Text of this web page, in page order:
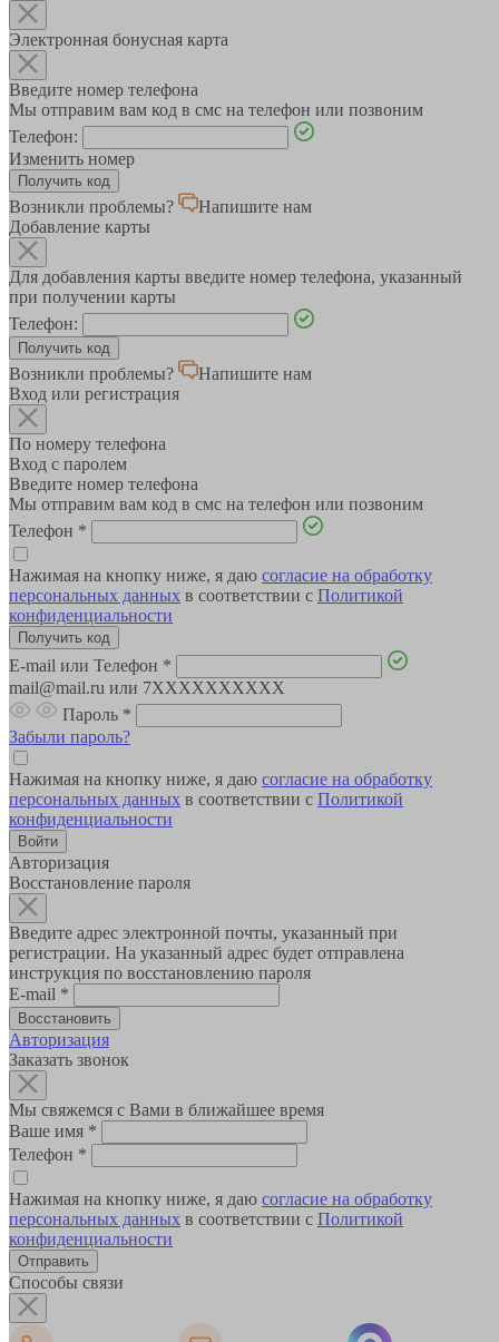
Электронная бонусная карта
Введите номер телефона
Мы отправим вам код в смс на телефон или позвоним
Телефон:
Изменить номер
Возникли проблемы?
Напишите нам
Добавление карты
Для добавления карты введите номер телефона, указанный
при получении карты
Телефон:
Возникли проблемы?
Напишите нам
Вход или регистрация
По номеру телефона
Вход с паролем
Введите номер телефона
Мы отправим вам код в смс на телефон или позвоним
Телефон *
Нажимая на кнопку ниже, я даю согласие на обработку
персональных данных в соответствии с Политикой
конфиденциальности
E-mail или Телефон *
mail@mail.ru или 7XXXXXXXXXX
Пароль *
Забыли пароль?
Нажимая на кнопку ниже, я даю согласие на обработку
персональных данных в соответствии с Политикой
конфиденциальности
Авторизация
Восстановление пароля
Введите адрес электронной почты, указанный при
регистрации. На указанный адрес будет отправлена
инструкция по восстановлению пароля
E-mail *
Авторизация
Заказать звонок
Мы свяжемся с Вами в ближайшее время
Ваше имя *
Телефон *
Нажимая на кнопку ниже, я даю согласие на обработку
персональных данных в соответствии с Политикой
конфиденциальности
Способы связи